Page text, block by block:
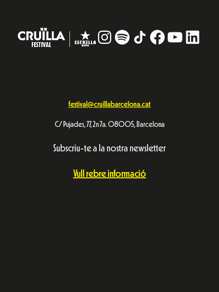
Instagram
# TikTokFacebook
festival@cruillabarcelona.cat
C/ Pujades, 77, 2n 7a. 08005, Barcelona
Subscriu-te a la nostra newsletter
Vull rebre informació